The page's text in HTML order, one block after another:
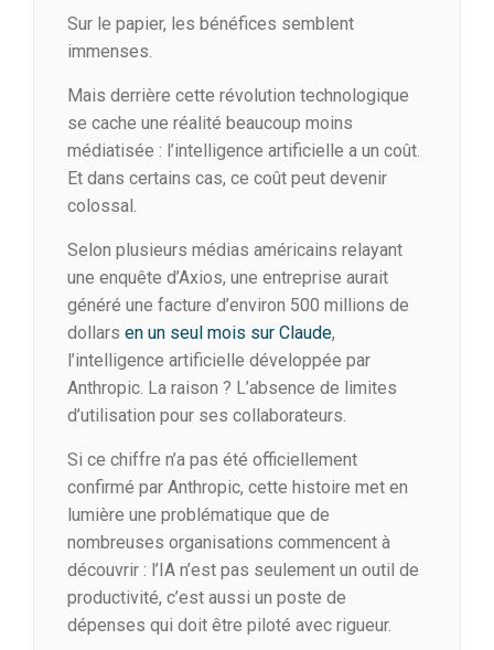
Sur le papier, les bénéfices semblent
immenses.
Mais derrière cette révolution technologique
se cache une réalité beaucoup moins
médiatisée : l’intelligence artificielle a un coût.
Et dans certains cas, ce coût peut devenir
colossal.
Selon plusieurs médias américains relayant
une enquête d’Axios, une entreprise aurait
généré une facture d’environ 500 millions de
dollars en un seul mois sur Claude,
l’intelligence artificielle développée par
Anthropic. La raison ? L’absence de limites
d’utilisation pour ses collaborateurs.
Si ce chiffre n’a pas été officiellement
confirmé par Anthropic, cette histoire met en
lumière une problématique que de
nombreuses organisations commencent à
découvrir : l’IA n’est pas seulement un outil de
productivité, c’est aussi un poste de
dépenses qui doit être piloté avec rigueur.